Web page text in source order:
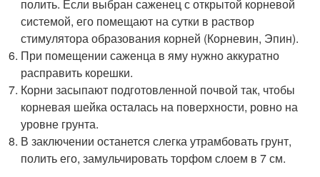
полить. Если выбран саженец с открытой корневой
системой, его помещают на сутки в раствор
стимулятора образования корней (Корневин, Эпин).
При помещении саженца в яму нужно аккуратно
расправить корешки.
Корни засыпают подготовленной почвой так, чтобы
корневая шейка осталась на поверхности, ровно на
уровне грунта.
В заключении останется слегка утрамбовать грунт,
полить его, замульчировать торфом слоем в 7 см.